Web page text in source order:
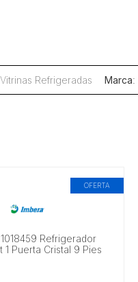
Vitrinas Refrigeradas Marca:
OFERTA
Refrigerador
1 Puerta Cristal 9 Pies